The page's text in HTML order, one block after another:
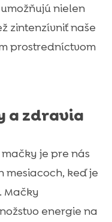
nielen
zintenzívniť naše
prostredníctvom
a zdravia
je pre nás
mesiacoch, keď je
Mačky
energie na